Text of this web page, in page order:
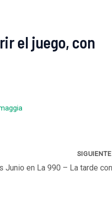
el juego, con
SIGUIENTE